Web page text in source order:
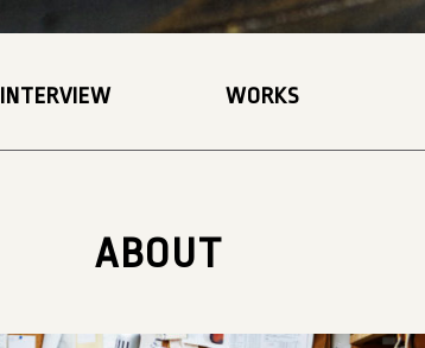
INTERVIEW WORKS
ABOUT